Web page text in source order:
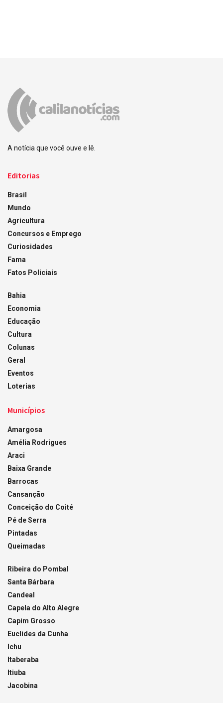
A notícia que você ouve e lê.
Editorias
Brasil
Mundo
Agricultura
Concursos e Emprego
Curiosidades
Fama
Fatos Policiais
Bahia
Economia
Educação
Cultura
Colunas
Geral
Eventos
Loterias
Municípios
Amargosa
Amélia Rodrigues
Araci
Baixa Grande
Barrocas
Cansanção
Conceição do Coité
Pé de Serra
Pintadas
Queimadas
Ribeira do Pombal
Santa Bárbara
Candeal
Capela do Alto Alegre
Capim Grosso
Euclides da Cunha
Ichu
Itaberaba
Itiuba
Jacobina